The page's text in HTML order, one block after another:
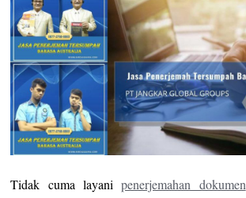
Tidak cuma layanipenerjemahan dokumen